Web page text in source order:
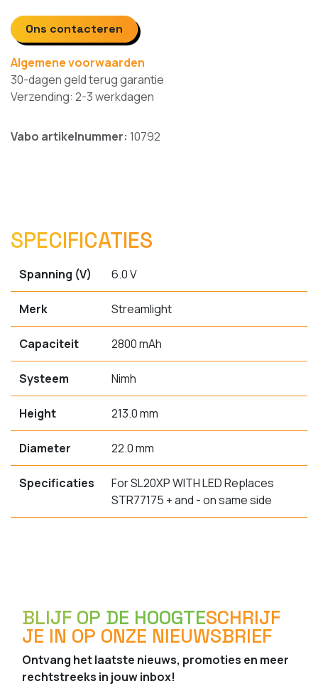
Ons contacteren
Algemene voorwaarden
30-dagen geld terug garantie
Verzending: 2-3 werkdagen
Vabo artikelnummer: 10792
SPECIFICATIES
Spanning (V) 6.0 V
Merk Streamlight
Capaciteit 2800 mAh
Systeem Nimh
Height 213.0 mm
Diameter 22.0 mm
Specificaties
For SL20XP WITH LED Replaces
STR77175 + and - on same side
BLIJF OP DE HOOGTESCHRIJF
JE IN OP ONZE NIEUWSBRIEF
Ontvang het laatste nieuws, promoties en meer
rechtstreeks in jouw inbox!